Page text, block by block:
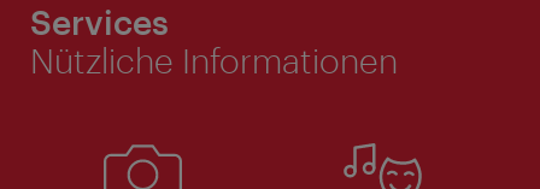
Services
Nützliche Informationen